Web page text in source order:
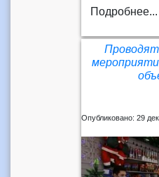
Подробнее...
Опубликовано: 29